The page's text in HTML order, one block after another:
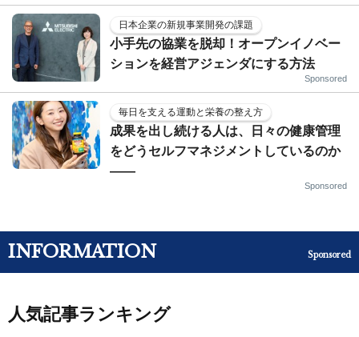
日本企業の新規事業開発の課題
小手先の協業を脱却！オープンイノベー
ションを経営アジェンダにする方法
Sponsored
毎日を支える運動と栄養の整え方
成果を出し続ける人は、日々の健康管理
をどうセルフマネジメントしているのか
——
Sponsored
INFORMATION Sponsored
人気記事ランキング